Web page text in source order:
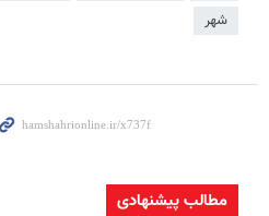
شهر
مطالب پیشنهادی